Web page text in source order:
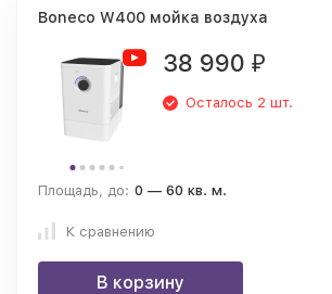
Boneco W400 мойка воздуха
38 990 ₽
Осталось 2 шт.
Площадь, до: 0 — 60 кв. м.
К сравнению
В корзину